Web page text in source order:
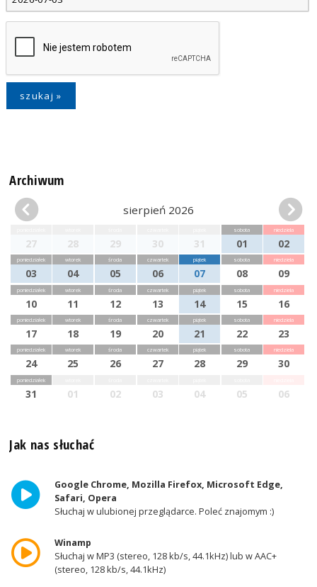
Archiwum
sierpień 2026
27 28 29 30 31
sobota
01
niedziela
02
poniedziałek
03
wtorek
04
środa
05
czwartek
06
piątek
07
sobota
08
niedziela
09
poniedziałek
10
wtorek
11
środa
12
czwartek
13
piątek
14
sobota
15
niedziela
16
poniedziałek
17
wtorek
18
środa
19
czwartek
20
piątek
21
sobota
22
niedziela
23
poniedziałek
24
wtorek
25
środa
26
czwartek
27
piątek
28
sobota
29
niedziela
30
poniedziałek
31 01 02 03 04 05 06
Jak nas słuchać
Google Chrome, Mozilla Firefox, Microsoft Edge,
Safari, Opera
Słuchaj w ulubionej przeglądarce. Poleć znajomym :)
Winamp
Słuchaj w MP3 (stereo, 128 kb/s, 44.1kHz) lub w AAC+
(stereo, 128 kb/s, 44.1kHz)